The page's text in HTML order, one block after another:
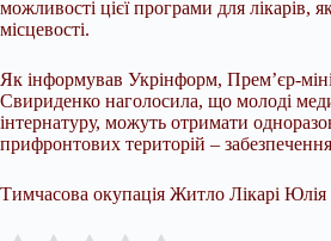
можливості цієї програми для лікарів,
місцевості.
Як інформував Укрінформ, Прем’єр-
Свириденко наголосила, що молоді
інтернатуру, можуть отримати
прифронтових територій –
Тимчасова окупація Житло Лікарі